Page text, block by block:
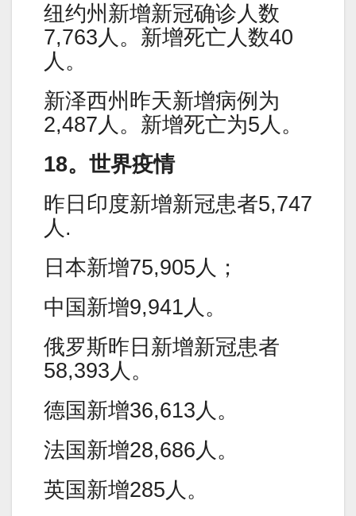
纽约州新增新冠确诊人数
7,763人。新增死亡人数40
人。
新泽西州昨天新增病例为
2,487人。新增死亡为5人。
18。世界疫情
昨日印度新增新冠患者5,747
人.
日本新增75,905人；
中国新增9,941人。
俄罗斯昨日新增新冠患者
58,393人。
德国新增36,613人。
法国新增28,686人。
英国新增285人。